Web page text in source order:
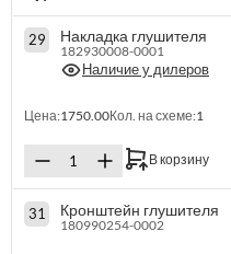
29 Накладка глушителя
182930008-0001
Наличие у дилеров
Цена:1750.00Кол. на схеме:1
В корзину
31 Кронштейн глушителя
180990254-0002